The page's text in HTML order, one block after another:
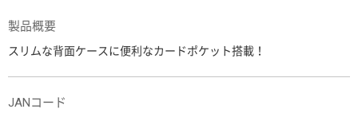
製品概要
スリムな背面ケースに便利なカードポケット搭載！
JANコード